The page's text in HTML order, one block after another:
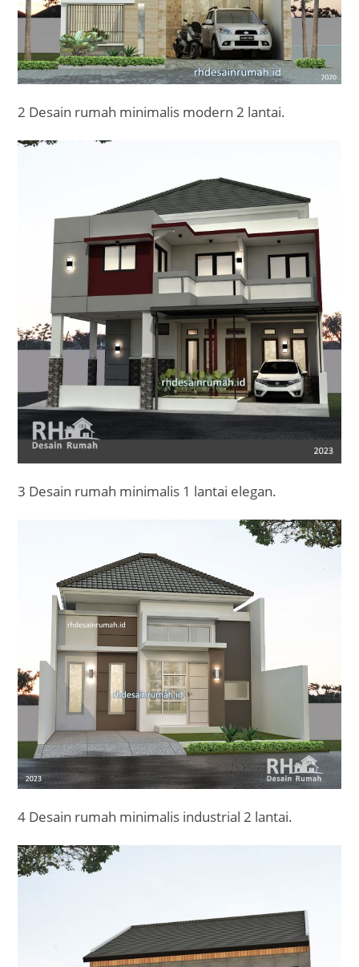
2 Desain rumah minimalis modern 2 lantai.
3 Desain rumah minimalis 1 lantai elegan.
4 Desain rumah minimalis industrial 2 lantai.